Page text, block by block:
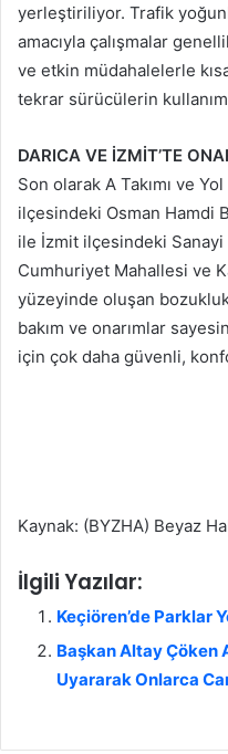
yerleştiriliyor. Trafik
amacıyla çalışmalar
ve etkin müdahalelerle
tekrar sürücülerin
DARICA VE İZMİT’TE
Son olarak A Takımı ve
ilçesindeki Osman Hamdi
ile İzmit ilçesindeki Sanayi
Cumhuriyet Mahallesi ve
yüzeyinde oluşan
bakım ve onarımlar
için çok daha güvenli,
Kaynak: (BYZHA) Beyaz
İlgili Yazılar:
Keçiören’de Parklar
Başkan Altay Çöken
Uyararak Onlarca